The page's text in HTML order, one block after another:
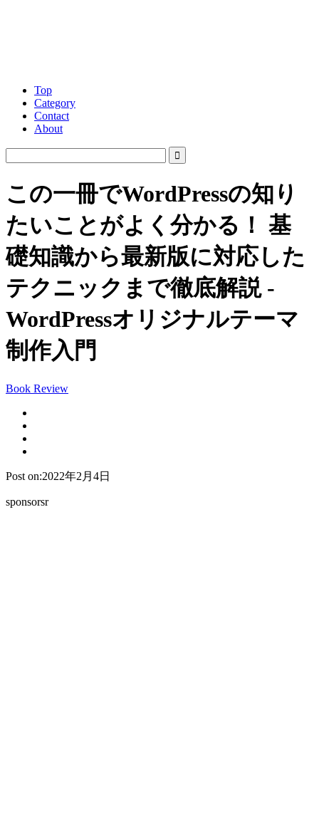
Top
Category
Contact
About
この一冊でWordPressの知り
たいことがよく分かる！ 基
礎知識から最新版に対応した
テクニックまで徹底解説 -
WordPressオリジナルテーマ
制作入門
Book Review
Post on:2022年2月4日
sponsorsr